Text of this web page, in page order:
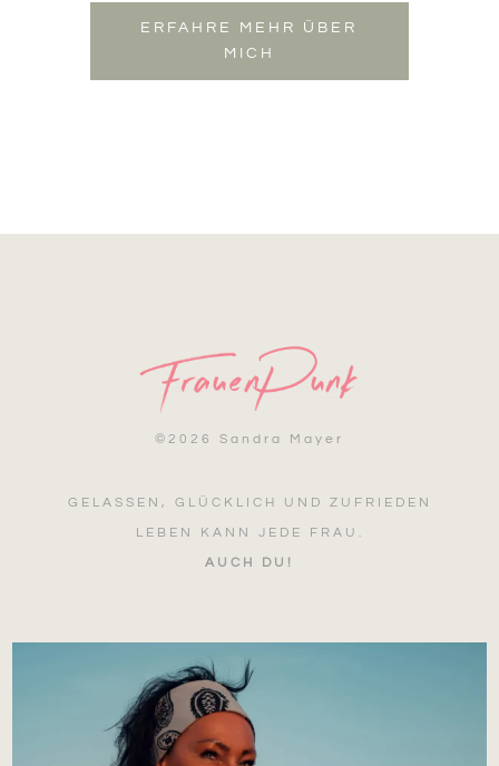
ERFAHRE MEHR ÜBER
MICH
© 2026 Sandra Mayer
GELASSEN, GLÜCKLICH UND ZUFRIEDEN
LEBEN KANN JEDE FRAU.
AUCH DU!